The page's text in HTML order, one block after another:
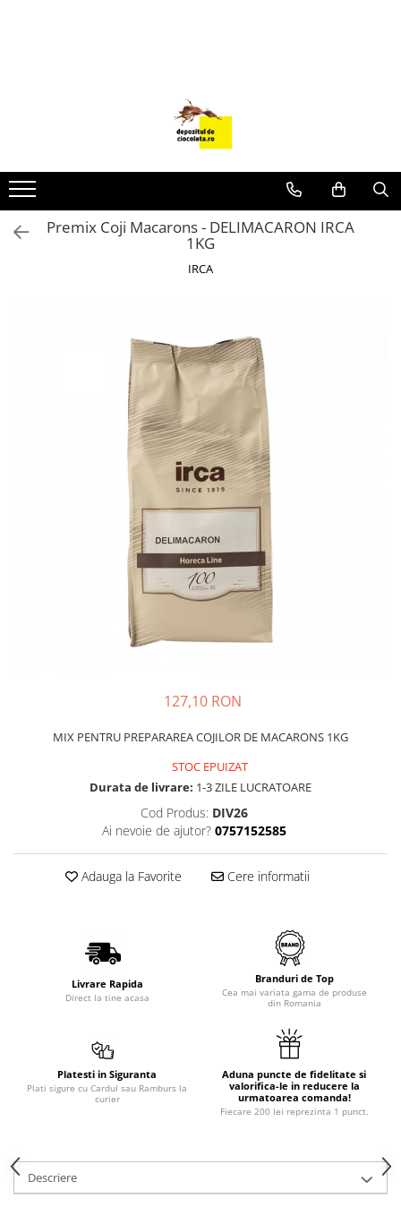
GLAZURI, UMPLUTURI, CREME
USTENSILE SI FORME SILICON
PASTA DE ZAHAR
Premix Coji Macarons - DELIMACARON IRCA
1KG
IRCA
127,10 RON
MIX PENTRU PREPARAREA COJILOR DE MACARONS 1KG
STOC EPUIZAT
Durata de livrare: 1-3 ZILE LUCRATOARE
Cod Produs: DIV26
Ai nevoie de ajutor? 0757152585
Adauga la Favorite Cere informatii
Livrare Rapida
Direct la tine acasa
Branduri de Top
Cea mai variata gama de produse
din Romania
Platesti in Siguranta
Plati sigure cu Cardul sau Ramburs la
curier
Aduna puncte de fidelitate si
valorifica-le in reducere la
urmatoarea comanda!
Fiecare 200 lei reprezinta 1 punct.
Descriere